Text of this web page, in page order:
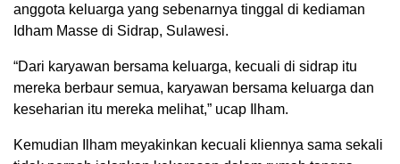
anggota keluarga yang sebenarnya tinggal di kediaman
Idham Masse di Sidrap, Sulawesi.
“Dari karyawan bersama keluarga, kecuali di sidrap itu
mereka berbaur semua, karyawan bersama keluarga dan
keseharian itu mereka melihat,” ucap Ilham.
Kemudian Ilham meyakinkan kecuali kliennya sama sekali